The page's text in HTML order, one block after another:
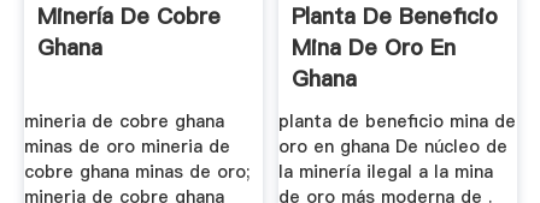
Minería De Cobre
Ghana
mineria de cobre ghana
minas de oro mineria de
cobre ghana minas de oro;
mineria de cobre ghana
Planta De Beneficio
Mina De Oro En
Ghana
planta de beneficio mina de
oro en ghana De núcleo de
la minería ilegal a la mina
de oro más moderna de .